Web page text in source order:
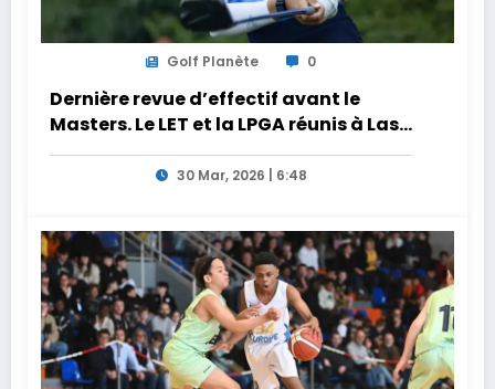
Golf Planète 0
Dernière revue d’effectif avant le
Masters. Le LET et la LPGA réunis à Las
Vegas au programme de la semaine
30 Mar, 2026 | 6:48